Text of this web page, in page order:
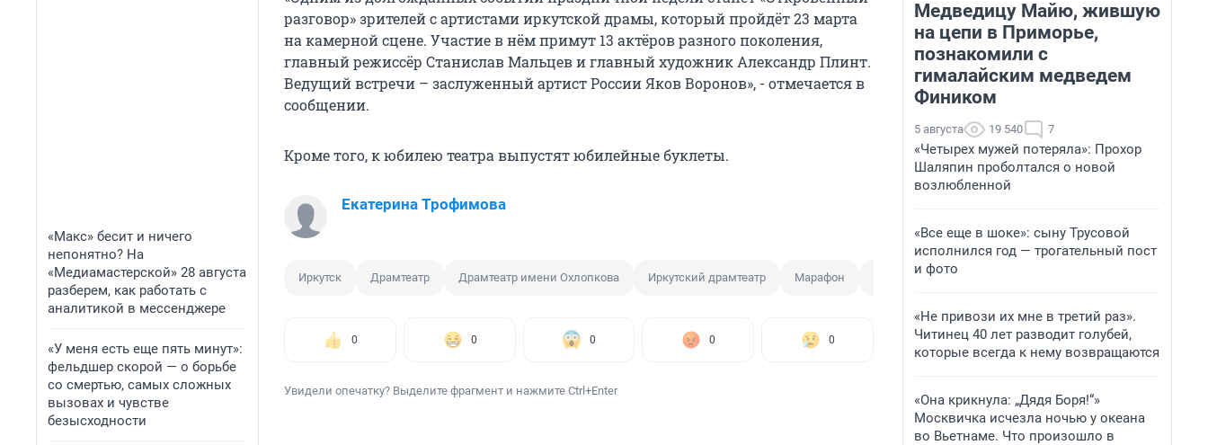
«Макс» бесит и ничего
непонятно? На
«Медиамастерской» 28 августа
разберем, как работать с
аналитикой в мессенджере
«У меня есть еще пять минут»:
фельдшер скорой — о борьбе
со смертью, самых сложных
вызовах и чувстве
безысходности
разговор» зрителей с артистами иркутской драмы, который пройдёт 23 марта
на камерной сцене. Участие в нём примут 13 актёров разного поколения,
главный режиссёр Станислав Мальцев и главный художник Александр Плинт.
Ведущий встречи – заслуженный артист России Яков Воронов», - отмечается в
сообщении.
Кроме того, к юбилею театра выпустят юбилейные буклеты.
Екатерина Трофимова
Иркутск Драмтеатр Драмтеатр имени Охлопкова Иркутский драмтеатр Марафон Спектакль
0 0 0 0 0
Увидели опечатку? Выделите фрагмент и нажмите Ctrl+Enter
Медведицу Майю, жившую
на цепи в Приморье,
познакомили с
гималайским медведем
Фиником
5 августа 19 540 7
«Четырех мужей потеряла»: Прохор
Шаляпин проболтался о новой
возлюбленной
«Все еще в шоке»: сыну Трусовой
исполнился год — трогательный пост
и фото
«Не привози их мне в третий раз».
Читинец 40 лет разводит голубей,
которые всегда к нему возвращаются
«Она крикнула: „Дядя Боря!“»
Москвичка исчезла ночью у океана
во Вьетнаме. Что произошло в